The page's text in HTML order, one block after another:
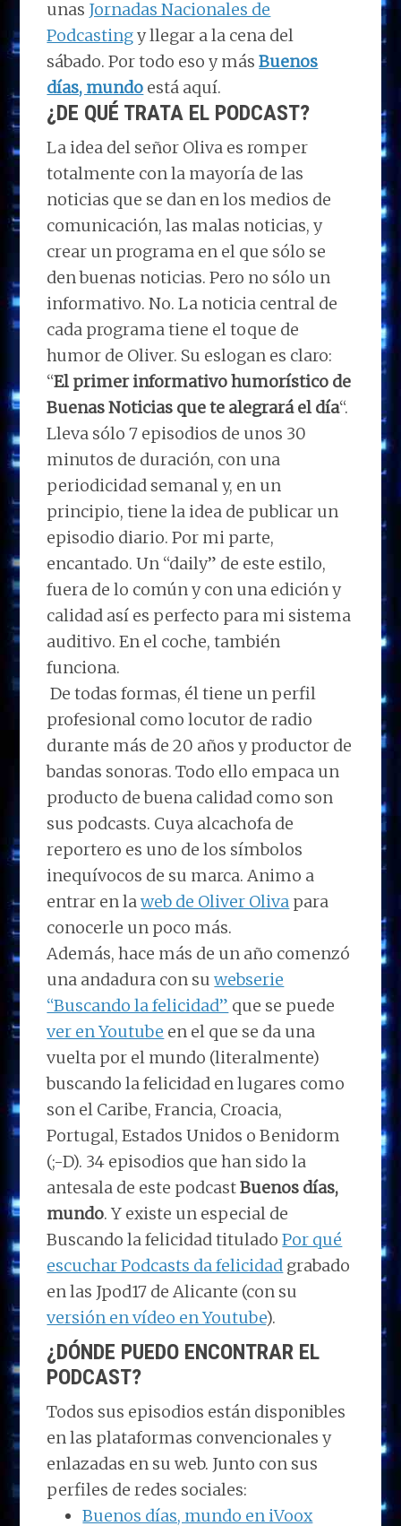
unas Jornadas Nacionales de
Podcastingy llegar a la cena del
sábado. Por todo eso y másBuenos
días, mundo está aquí.
¿DE QUÉ TRATA EL PODCAST?
La idea del señor Oliva es romper
totalmente con la mayoría de las
noticias que se dan en los medios de
comunicación, las malas noticias, y
crear un programa en el que sólo se
den buenas noticias. Pero no sólo un
informativo. No. La noticia central de
cada programa tiene el toque de
humor de Oliver. Su eslogan es claro:
“El primer informativo humorístico de
Buenas Noticias que te alegrará el día“.
Lleva sólo 7 episodios de unos 30
minutos de duración, con una
periodicidad semanal y, en un
principio, tiene la idea de publicar un
episodio diario. Por mi parte,
encantado. Un “daily” de este estilo,
fuera de lo común y con una edición y
calidad así es perfecto para mi sistema
auditivo. En el coche, también
funciona.
De todas formas, él tiene un perfil
profesional como locutor de radio
durante más de 20 años y productor de
bandas sonoras. Todo ello empaca un
producto de buena calidad como son
sus podcasts. Cuya alcachofa de
reportero es uno de los símbolos
inequívocos de su marca. Animo a
entrar en laweb de Oliver Oliva para
conocerle un poco más.
Además, hace más de un año comenzó
una andadura con suwebserie
“Buscando la felicidad” que se puede
ver en Youtube en el que se da una
vuelta por el mundo (literalmente)
buscando la felicidad en lugares como
son el Caribe, Francia, Croacia,
Portugal, Estados Unidos o Benidorm
(;-D). 34 episodios que han sido la
antesala de este podcastBuenos días,
mundo. Y existe un especial de
Buscando la felicidad tituladoPor qué
escuchar Podcasts da felicidad grabado
en las Jpod17 de Alicante (con su
versión en vídeo en Youtube).
¿DÓNDE PUEDO ENCONTRAR EL
PODCAST?
Todos sus episodios están disponibles
en las plataformas convencionales y
enlazadas en su web. Junto con sus
perfiles de redes sociales:
Buenos días, mundo en iVoox